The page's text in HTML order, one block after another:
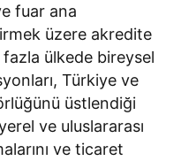
fuar ana
üzere akredite
ülkede bireysel
Türkiye ve
üstlendiği
ve uluslararası
ve ticaret